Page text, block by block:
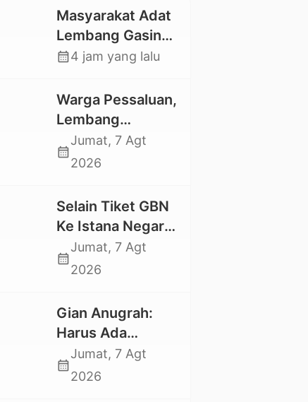
Masyarakat Adat
Lembang Gasing
Mengkendek Usir
yang Rusak
Kawasan Hutan
calendar_month4 jam yang lalu
Warga Pessaluan,
Lembang
Gandangbatu
Swadaya Cor
calendar_month
Jumat, 7 Agt
2026
Selain Tiket GBN
Ke Istana Negara,
Mahasiswa UKI
Toraja Oktavia
Pekan Seni
Mahasiswa
calendar_month
Jumat, 7 Agt
2026
Gian Anugrah:
Harus Ada
Kepastian Hukum
Hilangnya Stoner,
calendar_month
Jumat, 7 Agt
2026